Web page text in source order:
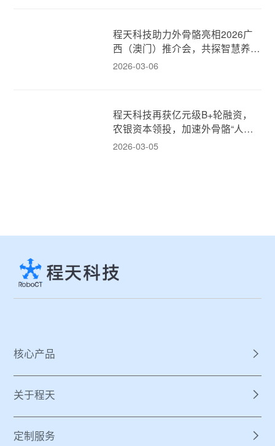
程天科技助力外骨骼亮相2026广
西（澳门）推介会，共探智慧养老
新模式！
2026-03-06
程天科技再获亿元级B+轮融资，
农银资本领投，加速外骨骼“人机
融合”新消费时代！
2026-03-05
核心产品
关于程天
定制服务